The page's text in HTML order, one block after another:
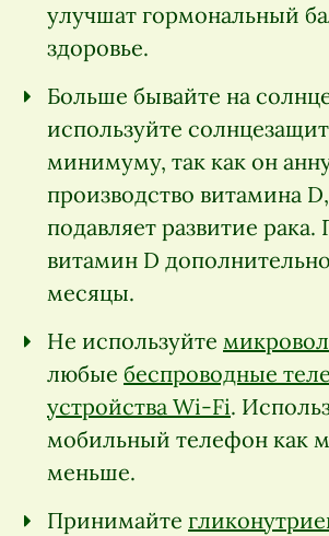
улучшат гормональный
здоровье.
Больше бывайте на
используйте
минимуму, так как он
производство витамина
подавляет развитие
витамин D
месяцы.
Не используйте
любые беспроводные
устройства Wi-Fi.
мобильный телефон как
меньше.
Принимайте